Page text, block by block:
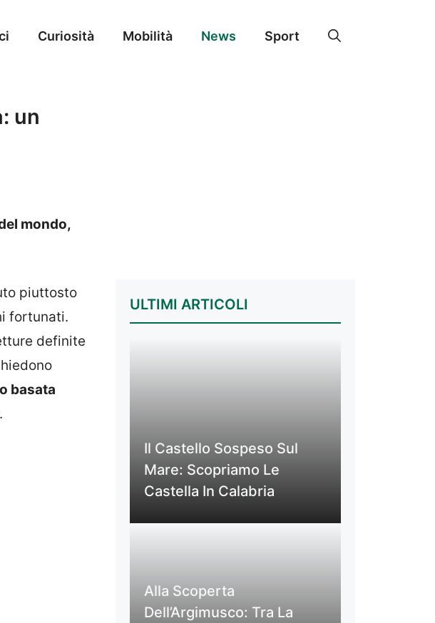
Curiosità Mobilità News Sport
un
mondo,
piuttosto
fortunati.
definite
basata
ULTIMI ARTICOLI
Il Castello Sospeso Sul
Mare: Scopriamo Le
Castella In Calabria
Alla Scoperta
Dell’Argimusco: Tra La